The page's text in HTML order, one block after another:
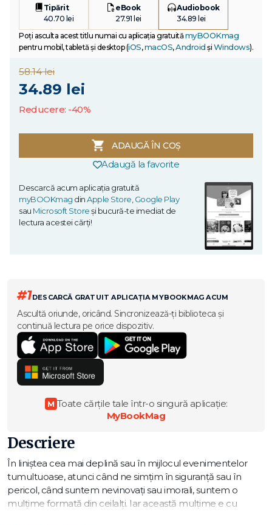
Tipărit
40.70 lei
eBook
27.91 lei
Audiobook
34.89 lei
Poți asculta acest titlu numai cu aplicația gratuitămyBOOKmag
pentru mobil, tabletă și desktop (iOS,macOS,Android și Windows).
58.14 lei
34.89 lei
Reducere: -40%
ADAUGĂ ÎN COȘ
Adaugă la favorite
Descarcă acum aplicația gratuită
myBOOKmag dinApple Store,Google Play
sau Microsoft Storeși bucură-te imediat de
lectura acestei cărți!
#1DESCARCĂ GRATUIT APLICAȚIA MYBOOKMAG ACUM
Ascultă oriunde, oricând. Sincronizează-ți biblioteca și
continuă lectura pe orice dispozitiv.
M Toate cărțile tale într-o singură aplicație:
MyBookMag
Descriere
În liniștea cea mai deplină sau în mijlocul evenimentelor
tumultuoase, atunci când ne simțim în siguranță sau în
pericol, când suntem nevinovați sau imorali, suntem o
mulțime formată din ceilalți. Iar această mulțime e cu